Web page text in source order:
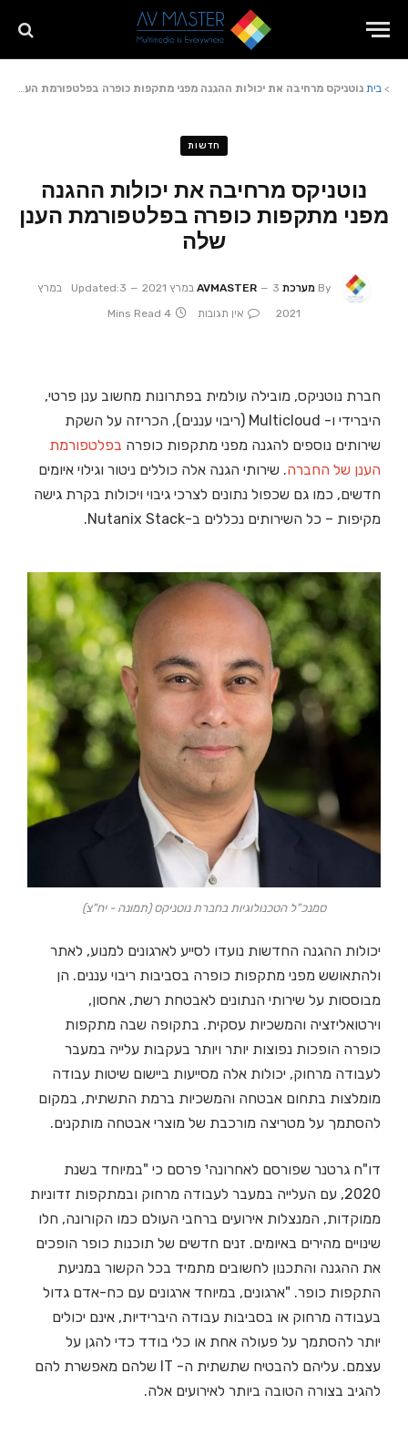
> בית נוטניקס מרחיבה את יכולות ההגנה מפני מתקפות כופרה בפלטפורמת הענן שלה
חדשות
נוטניקס מרחיבה את יכולות ההגנה
מפני מתקפות כופרה בפלטפורמת הענן
שלה
By מערכת AVMASTER 3 במרץ 2021 Updated:
3 במרץ
2021
אין תגובות 4 Mins Read
חברת נוטניקס, מובילה עולמית בפתרונות מחשוב ענן פרטי,
היברידי ו- Multicloud (ריבוי עננים), הכריזה על השקת
שירותים נוספים להגנה מפני מתקפות כופרה בפלטפורמת
הענן של החברה. שירותי הגנה אלה כוללים ניטור וגילוי איומים
חדשים, כמו גם שכפול נתונים לצרכי גיבוי ויכולות בקרת גישה
מקיפות – כל השירותים נכללים ב-Nutanix Stack.
סמנכ"ל הטכנולוגיות בחברת נוטניקס (תמונה - יח"צ)
יכולות ההגנה החדשות נועדו לסייע לארגונים למנוע, לאתר
ולהתאושש מפני מתקפות כופרה בסביבות ריבוי עננים. הן
מבוססות על שירותי הנתונים לאבטחת רשת, אחסון,
וירטואליזציה והמשכיות עסקית. בתקופה שבה מתקפות
כופרה הופכות נפוצות יותר ויותר בעקבות עלייה במעבר
לעבודה מרחוק, יכולות אלה מסייעות ביישום שיטות עבודה
מומלצות בתחום אבטחה והמשכיות ברמת התשתית, במקום
להסתמך על מטריצה מורכבת של מוצרי אבטחה מותקנים.
דו"ח גרטנר שפורסם לאחרונה¹ פרסם כי "במיוחד בשנת
2020, עם העלייה במעבר לעבודה מרחוק ובמתקפות זדוניות
ממוקדות, המנצלות אירועים ברחבי העולם כמו הקורונה, חלו
שינויים מהירים באיומים. זנים חדשים של תוכנות כופר הופכים
את ההגנה והתכנון לחשובים מתמיד בכל הקשור במניעת
התקפות כופר. "ארגונים, במיוחד ארגונים עם כח-אדם גדול
בעבודה מרחוק או בסביבות עבודה היברידיות, אינם יכולים
יותר להסתמך על פעולה אחת או כלי בודד כדי להגן על
עצמם. עליהם להבטיח שתשתית ה- IT שלהם מאפשרת להם
להגיב בצורה הטובה ביותר לאירועים אלה.